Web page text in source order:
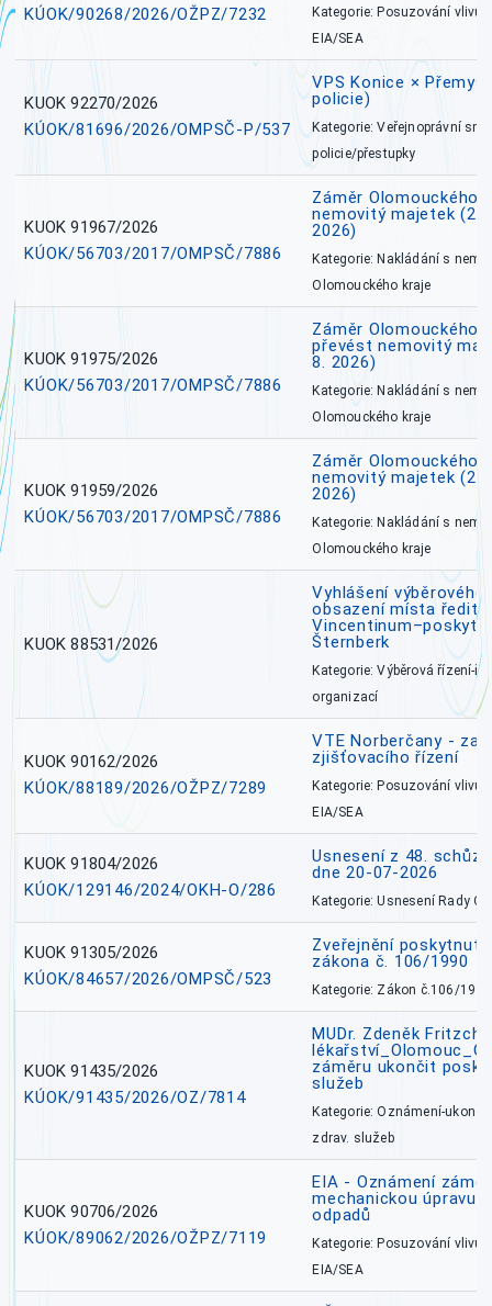
KÚOK/90268/2026/OŽPZ/7232
Kategorie: Posuzování vlivů
EIA/SEA
KUOK 92270/2026
KÚOK/81696/2026/OMPSČ-P/537
VPS Konice ×
policie)
Kategorie: Veřejnoprávní
policie/přestupky
KUOK 91967/2026
KÚOK/56703/2017/OMPSČ/7886
Záměr Olomouckého
nemovitý majetek
2026)
Kategorie: Nakládání s
Olomouckého kraje
KUOK 91975/2026
KÚOK/56703/2017/OMPSČ/7886
Záměr Olomouckého
převést nemovitý
8. 2026)
Kategorie: Nakládání s
Olomouckého kraje
KUOK 91959/2026
KÚOK/56703/2017/OMPSČ/7886
Záměr Olomouckého
nemovitý majetek
2026)
Kategorie: Nakládání s
Olomouckého kraje
KUOK 88531/2026
Vyhlášení výběrového
obsazení místa
Šternberk
Kategorie: Výběrová řízení-
organizací
KUOK 90162/2026
KÚOK/88189/2026/OŽPZ/7289
VTE Norberčany -
zjišťovacího řízení
Kategorie: Posuzování vlivů
EIA/SEA
KUOK 91804/2026
KÚOK/129146/2024/OKH-O/286
Usnesení z 48.
dne 20-07-2026
Kategorie: Usnesení Rady
KUOK 91305/2026
KÚOK/84657/2026/OMPSČ/523
Zveřejnění poskytnutí
zákona č. 106/1990
Kategorie: Zákon č.106/1999
KUOK 91435/2026
KÚOK/91435/2026/OZ/7814
MUDr. Zdeněk
záměru ukončit
služeb
Kategorie: Oznámení-
zdrav. služeb
KUOK 90706/2026
KÚOK/89062/2026/OŽPZ/7119
EIA - Oznámení
mechanickou úpravu
odpadů
Kategorie: Posuzování vlivů
EIA/SEA